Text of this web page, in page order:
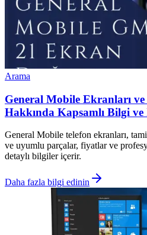
Arama
General Mobile Ekranları
Hakkında Kapsamlı Bilgi ve
General Mobile telefon ekranları,
ve uyumlu parçalar, fiyatlar ve
detaylı bilgiler içerir.
Daha fazla bilgi edinin